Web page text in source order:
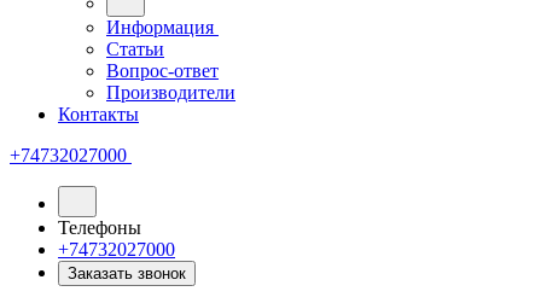
Информация
Статьи
Вопрос-ответ
Производители
Контакты
+74732027000
Телефоны
+74732027000
Заказать звонок